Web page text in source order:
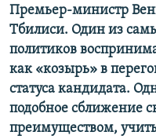
Премьер-министр
Тбилиси. Один из
политиков
как «козырь» в
статуса кандидата.
подобное сближение
преимуществом,